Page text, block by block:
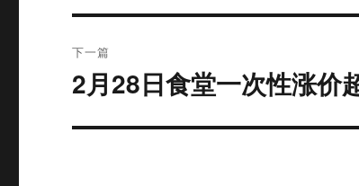
文
下一篇
下
文
2月28日食堂一次性涨价